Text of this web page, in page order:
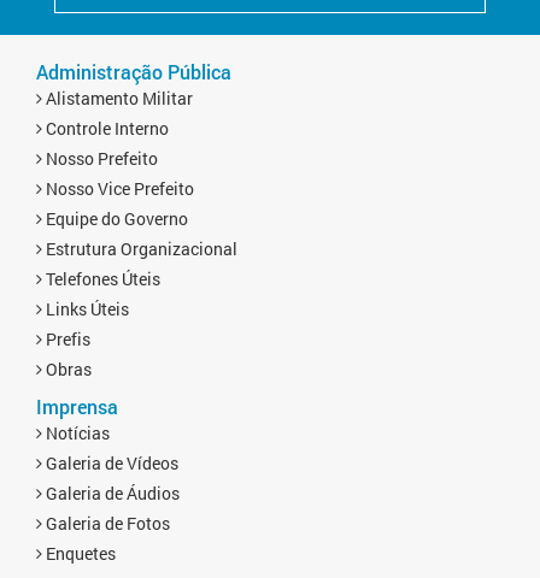
Administração Pública
Alistamento Militar
Controle Interno
Nosso Prefeito
Nosso Vice Prefeito
Equipe do Governo
Estrutura Organizacional
Telefones Úteis
Links Úteis
Prefis
Obras
Imprensa
Notícias
Galeria de Vídeos
Galeria de Áudios
Galeria de Fotos
Enquetes